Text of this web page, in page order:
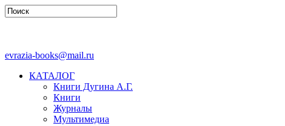
evrazia-books@mail.ru
КАТАЛОГ
Книги Дугина А.Г.
Книги
Журналы
Мультимедиа